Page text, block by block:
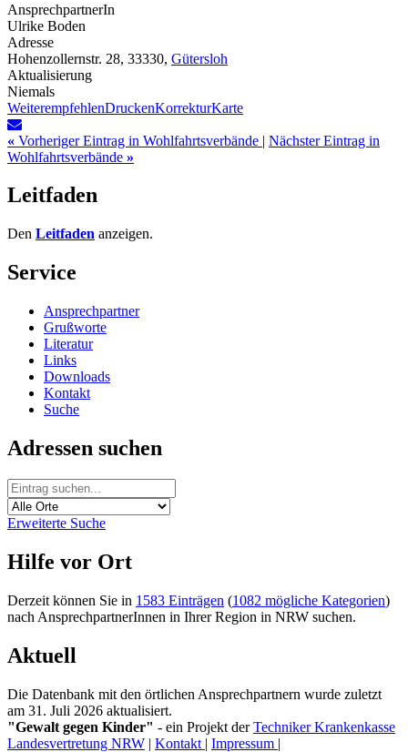
AnsprechpartnerIn
Ulrike Boden
Adresse
Hohenzollernstr. 28, 33330, Gütersloh
Aktualisierung
Niemals
WeiterempfehlenDruckenKorrekturKarte
« Vorheriger Eintrag in Wohlfahrtsverbände | Nächster Eintrag in
Wohlfahrtsverbände »
Leitfaden
Den Leitfaden anzeigen.
Service
Ansprechpartner
Grußworte
Literatur
Links
Downloads
Kontakt
Suche
Adressen suchen
Erweiterte Suche
Hilfe vor Ort
Derzeit können Sie in 1583 Einträgen (1082 mögliche Kategorien)
nach AnsprechpartnerInnen in Ihrer Region in NRW suchen.
Aktuell
Die Datenbank mit den örtlichen Ansprechpartnern wurde zuletzt
am 31. Juli 2026 aktualisiert.
"Gewalt gegen Kinder" - ein Projekt derTechniker Krankenkasse
Landesvertretung NRW | Kontakt | Impressum |